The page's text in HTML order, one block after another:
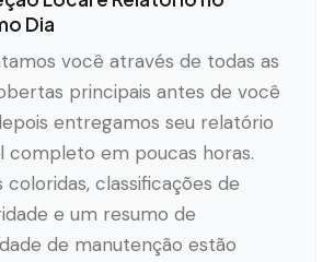
Dia
você através de todas as
principais antes de você
entregamos seu relatório
completo em poucas horas.
coloridas, classificações de
e um resumo de
de manutenção estão